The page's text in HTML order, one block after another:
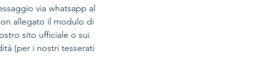
via whatsapp al
allegato il modulo di
sito ufficiale o sui
(per i nostri tesserati